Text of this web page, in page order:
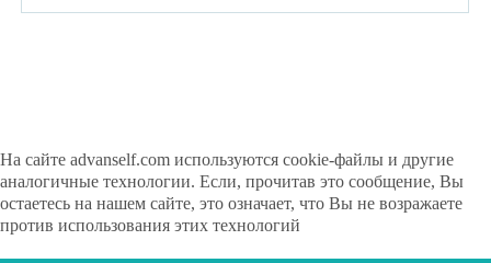
На сайте advanself.com используются cookie-файлы и другие
аналогичные технологии. Если, прочитав это сообщение, Вы
остаетесь на нашем сайте, это означает, что Вы не возражаете
против использования этих технологий